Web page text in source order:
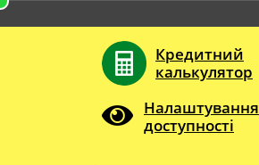
Кредитний
калькулятор
Налаштування
доступності